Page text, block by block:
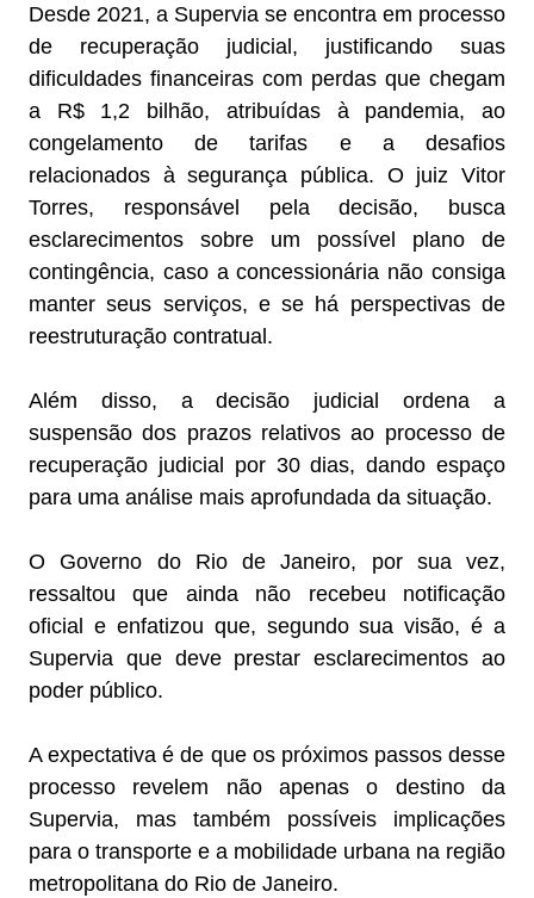
Desde 2021, a Supervia se encontra em processo
de recuperação judicial, justificando suas
dificuldades financeiras com perdas que chegam
a R$ 1,2 bilhão, atribuídas à pandemia, ao
congelamento de tarifas e a desafios
relacionados à segurança pública. O juiz Vitor
Torres, responsável pela decisão, busca
esclarecimentos sobre um possível plano de
contingência, caso a concessionária não consiga
manter seus serviços, e se há perspectivas de
reestruturação contratual.
Além disso, a decisão judicial ordena a
suspensão dos prazos relativos ao processo de
recuperação judicial por 30 dias, dando espaço
para uma análise mais aprofundada da situação.
O Governo do Rio de Janeiro, por sua vez,
ressaltou que ainda não recebeu notificação
oficial e enfatizou que, segundo sua visão, é a
Supervia que deve prestar esclarecimentos ao
poder público.
A expectativa é de que os próximos passos desse
processo revelem não apenas o destino da
Supervia, mas também possíveis implicações
para o transporte e a mobilidade urbana na região
metropolitana do Rio de Janeiro.